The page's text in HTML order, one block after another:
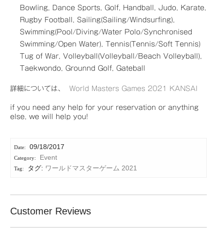
Bowling, Dance Sports, Golf, Handball, Judo, Karate,
Rugby Football, Sailing(Sailing/Windsurfing),
Swimming(Pool/Diving/Water Polo/Synchronised
Swimming/Open Water), Tennis(Tennis/Soft Tennis)
Tug of War, Volleyball(Volleyball/Beach Volleyball),
Taekwondo, Grounnd Golf, Gateball
詳細については、World Masters Games 2021 KANSAI
if you need any help for your reservation or anything
else, we will help you!
09/18/2017
Event
タグ: ワールドマスターゲーム 2021
Customer Reviews